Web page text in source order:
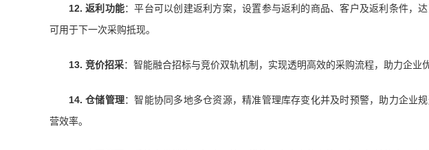
12. 返利功能：平台可以创建返利方案，设置参与返利的商品、客户及返利条件，
可用于下一次采购抵现。
13. 竞价招采：智能融合招标与竞价双轨机制，实现透明高效的采购流程，助力企业
14. 仓储管理：智能协同多地多仓资源，精准管理库存变化并及时预警，助力企业
营效率。